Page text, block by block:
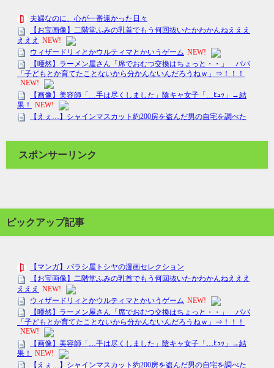
スポンサーリンク
ピックアップ記事